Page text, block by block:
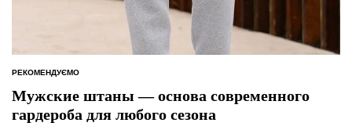
ОПУБЛІКУВАТИ
РЕКОМЕНДУЄМО
Мужские штаны — основа современного
гардероба для любого сезона